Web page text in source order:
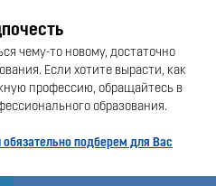
чему-то новому, достаточно
Если хотите вырасти, как
профессию, обращайтесь в
образования.
подберем для Вас